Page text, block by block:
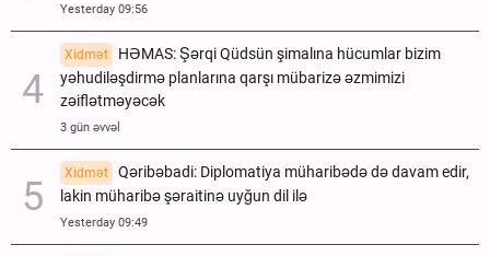
Yesterday 09:56
Xidmət
HƏMAS: Şərqi Qüdsün şimalına hücumlar bizim
yəhudiləşdirmə planlarına qarşı mübarizə əzmimizi
zəiflətməyəcək
3 gün əvvəl
Xidmət
Qəribəbadi: Diplomatiya müharibədə də davam edir,
lakin müharibə şəraitinə uyğun dil ilə
Yesterday 09:49